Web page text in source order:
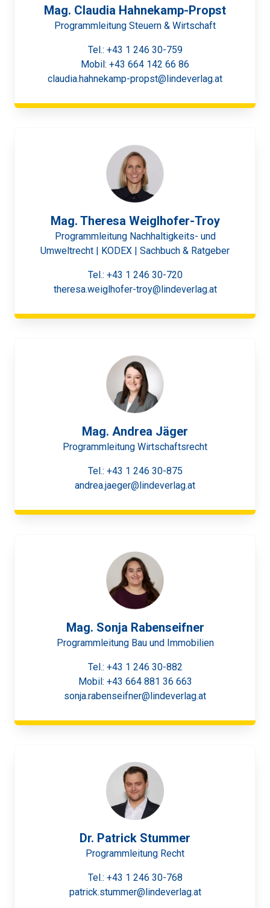
Mag. Claudia Hahnekamp-Propst
Programmleitung Steuern & Wirtschaft
Tel.: +43 1 246 30-759
Mobil: +43 664 142 66 86
claudia.hahnekamp-propst@lindeverlag.at
Mag. Theresa Weiglhofer-Troy
Programmleitung Nachhaltigkeits- und
Umweltrecht | KODEX | Sachbuch & Ratgeber
Tel.: +43 1 246 30-720
theresa.weiglhofer-troy@lindeverlag.at
Mag. Andrea Jäger
Programmleitung Wirtschaftsrecht
Tel.: +43 1 246 30-875
andrea.jaeger@lindeverlag.at
Mag. Sonja Rabenseifner
Programmleitung Bau und Immobilien
Tel.: +43 1 246 30-882
Mobil: +43 664 881 36 663
sonja.rabenseifner@lindeverlag.at
Dr. Patrick Stummer
Programmleitung Recht
Tel.: +43 1 246 30-768
patrick.stummer@lindeverlag.at